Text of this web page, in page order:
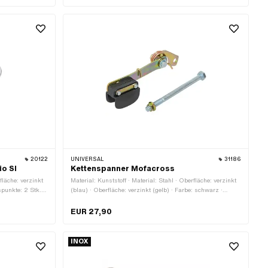
20122
SI
verzinkt
2 Stk. ·
UNIVERSAL 31186
Kettenspanner Mofacross
Material: Kunststoff · Material: Stahl · Oberfläche: verzinkt
(blau) · Oberfläche: verzinkt (gelb) · Farbe: schwarz ·
20.6 mm · Breite: 29 mm · Anzahl Befestigungspunkte: 1
EUR 27,90
INOX